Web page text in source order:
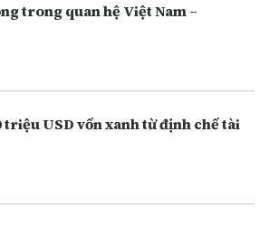
trong quan hệ Việt Nam –
triệu USD vốn xanh từ định chế tài